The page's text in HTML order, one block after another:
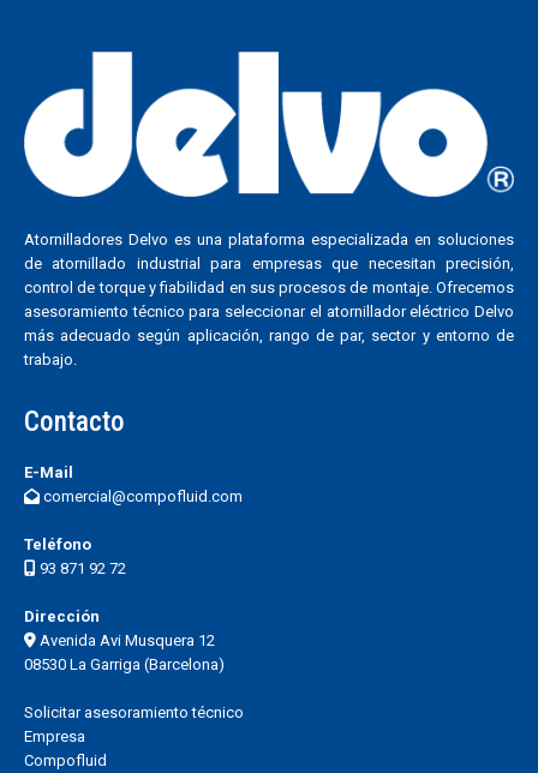
Atornilladores Delvo es una plataforma especializada en soluciones
de atornillado industrial para empresas que necesitan precisión,
control de torque y fiabilidad en sus procesos de montaje. Ofrecemos
asesoramiento técnico para seleccionar el atornillador eléctrico Delvo
más adecuado según aplicación, rango de par, sector y entorno de
trabajo.
Contacto
E-Mail
comercial@compofluid.com
Teléfono
93 871 92 72
Dirección
Avenida Avi Musquera 12
08530 La Garriga (Barcelona)
Solicitar asesoramiento técnico
Empresa
Compofluid